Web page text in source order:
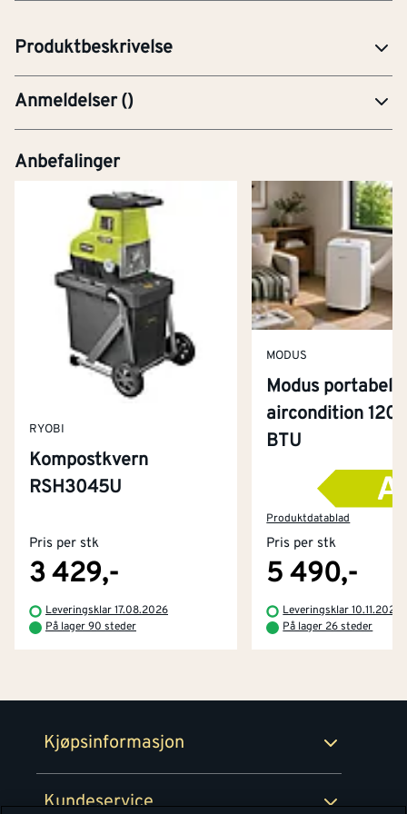
Produktbeskrivelse
prosjekter.
Anmeldelser()
Anbefalinger
RYOBI
Kompostkvern
RSH3045U
Pris per stk
3 429,-
Leveringsklar 17.08.2026
På lager 90 steder
MODUS
Modus portabel
aircondition
BTU
Produktdatablad
Pris per stk
5 490,-
Leveringsklar 10.11.2026
På lager 26 steder
Kjøpsinformasjon
Kjøpsbetingelser
Retur- og angrerettsskjema
Kundeservice
Tjenester
Montér Klubb
Byggevarehus og åpningstider
Prismatch
Personvern